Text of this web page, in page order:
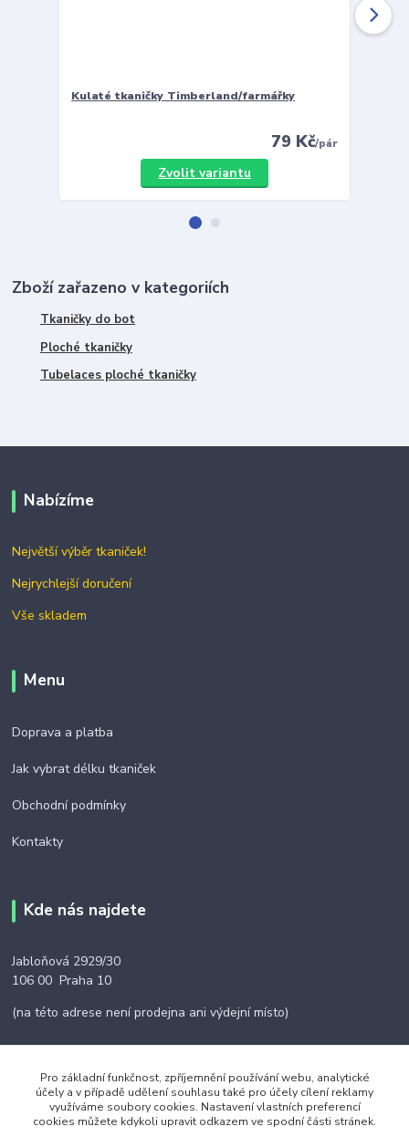
Kulaté tkaničky Timberland/farmářky
79 Kč/pár
Zvolit variantu
Zboží zařazeno v kategoriích
Tkaničky do bot
Ploché tkaničky
Tubelaces ploché tkaničky
Nabízíme
Největší výběr tkaniček!
Nejrychlejší doručení
Vše skladem
Menu
Doprava a platba
Jak vybrat délku tkaniček
Obchodní podmínky
Kontakty
Kde nás najdete
Jabloňová 2929/30
106 00 Praha 10
(na této adrese není prodejna ani výdejní místo)
Kontakty
Pro základní funkčnost, zpříjemnění používání webu, analytické
účely a v případě udělení souhlasu také pro účely cílení reklamy
využíváme soubory cookies. Nastavení vlastních preferencí
cookies můžete kdykoli upravit odkazem ve spodní části stránek.